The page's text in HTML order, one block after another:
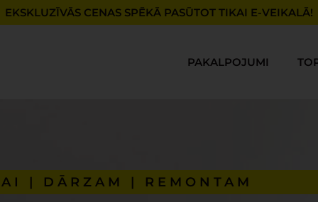
EKSKLUZĪVĀS CENAS SPĒKĀ PASŪTOT TIKAI E-VEIKALĀ!
PAKALPOJUMI
| DĀRZAM | REMONTAM